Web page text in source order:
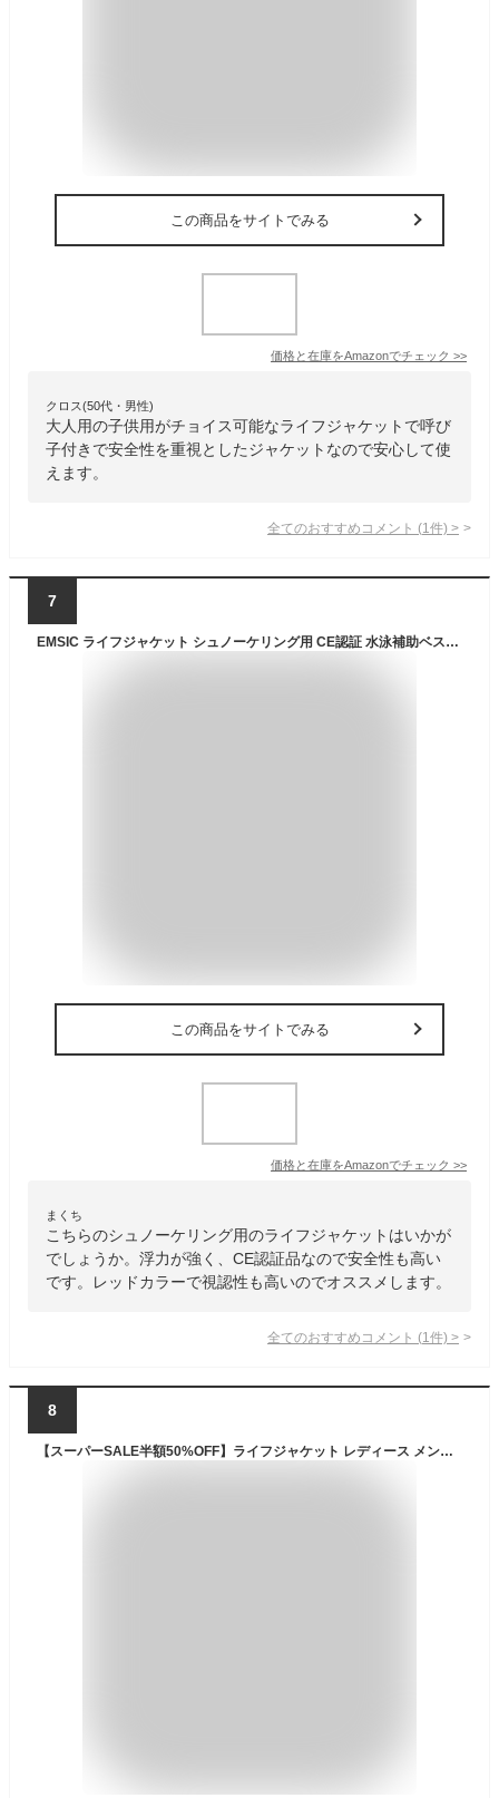
この商品をサイトでみる
価格と在庫をAmazonでチェック >>
クロス(50代・男性)
大人用の子供用がチョイス可能なライフジャケットで呼び
子付きで安全性を重視としたジャケットなので安心して使
えます。
全てのおすすめコメント (1 件) >
7
EMSIC ライフジャケット シュノーケリング用 CE認証 水泳補助ベスト フローティングベスト 大人用 子供用 男女兼用 強い浮力 救命胴衣 災害対策用 防災 緊急用 釣り サーフィン 漂流 カヤック 海上作業 (レッド, M)
この商品をサイトでみる
価格と在庫をAmazonでチェック >>
まくち
こちらのシュノーケリング用のライフジャケットはいかが
でしょうか。浮力が強く、CE認証品なので安全性も高い
です。レッドカラーで視認性も高いのでオススメします。
全てのおすすめコメント (1 件) >
8
【スーパーSALE半額50%OFF】ライフジャケット レディース メンズ ジェットスキー ベスト型 キッズ マリンスポーツ 子供用 大人用 水泳 マリンレジャー シュノーケル 反射帯付き 笛付き 川遊び 釣り用 海水浴 水害 防災 シュノーケルジャケット